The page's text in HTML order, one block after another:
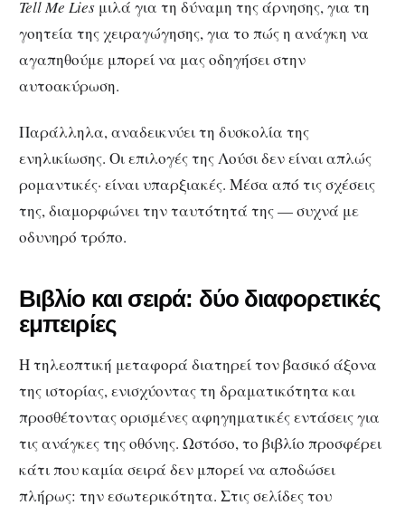
Tell Me Lies μιλά για τη δύναμη της άρνησης, για τη
γοητεία της χειραγώγησης, για το πώς η ανάγκη να
αγαπηθούμε μπορεί να μας οδηγήσει στην
αυτοακύρωση.
Παράλληλα, αναδεικνύει τη δυσκολία της
ενηλικίωσης. Οι επιλογές της Λούσι δεν είναι απλώς
ρομαντικές· είναι υπαρξιακές. Μέσα από τις σχέσεις
της, διαμορφώνει την ταυτότητά της — συχνά με
οδυνηρό τρόπο.
Βιβλίο και σειρά: δύο διαφορετικές
εμπειρίες
Η τηλεοπτική μεταφορά διατηρεί τον βασικό άξονα
της ιστορίας, ενισχύοντας τη δραματικότητα και
προσθέτοντας ορισμένες αφηγηματικές εντάσεις για
τις ανάγκες της οθόνης. Ωστόσο, το βιβλίο προσφέρει
κάτι που καμία σειρά δεν μπορεί να αποδώσει
πλήρως: την εσωτερικότητα. Στις σελίδες του